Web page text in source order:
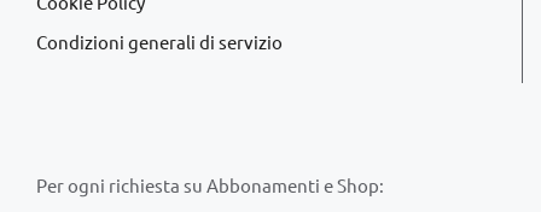
Condizioni generali di servizio
Per ogni richiesta su Abbonamenti e Shop: